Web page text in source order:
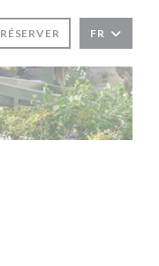
RÉSERVER FR